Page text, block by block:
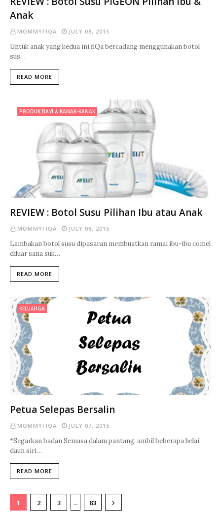
Anak
MOMMYFIQA JULY 08, 2015
Untuk anak yang kedua ini fiQa bercadang menggunakan botol
sus…
READ MORE
PRODUK BAYI & KANAK-KANAK
REVIEW : Botol Susu Pilihan Ibu atau Anak
MOMMYFIQA JULY 08, 2015
Lambakan botol susu dipasaran membuatkan ramai ibu-ibu comel
diluar sana suk…
READ MORE
KELUARGA
Petua Selepas Bersalin
MOMMYFIQA JULY 07, 2015
*Segarkan badan Semasa dalam pantang, ambil beberapa helai
daun siri…
READ MORE
1 2 3 ... 83